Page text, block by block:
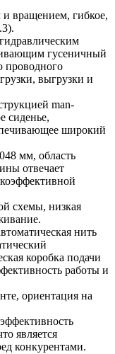
вращением, гибкое,
гусеничный
проводного
выгрузки и
man-
сиденье,
широкий
мм, область
отвечает
схемы, низкая
нить
коробка подачи
работы и
ориентация на
является
конкурентами.